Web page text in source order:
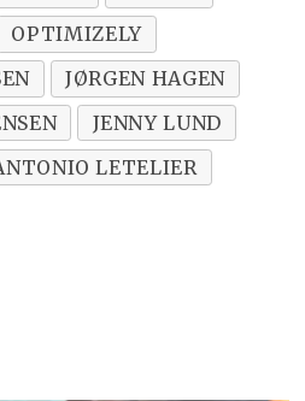
OPTIMIZELY
JØRGEN HAGEN
JENNY LUND
LETELIER